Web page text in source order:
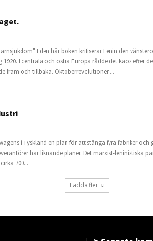
I den här boken kritiserar Lenin den
I centrala och östra Europa rådde det kaos efter
fram och tillbaka. Oktoberrevolutionen...
i Tyskland en plan för att stänga fyra fabriker
har liknande planer. Det marxist-leninistiska
700...
Ladda fler